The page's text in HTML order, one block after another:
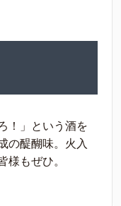
！」という酒を
の醍醐味。火入
様もぜひ。